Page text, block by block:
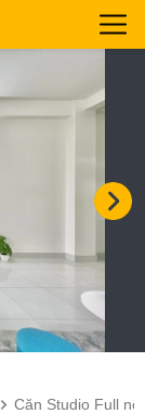
Căn Studio Full